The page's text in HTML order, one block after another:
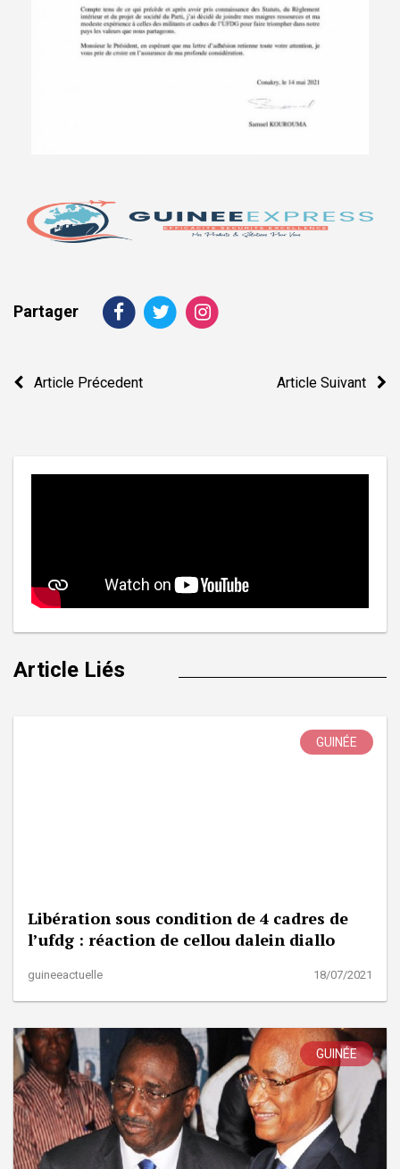
Partager
Navigation
Article Précedent Article Suivant
Article Liés
GUINÉE
Libération sous condition de 4 cadres de
l’ufdg : réaction de cellou dalein diallo
guineeactuelle 18/07/2021
GUINÉE